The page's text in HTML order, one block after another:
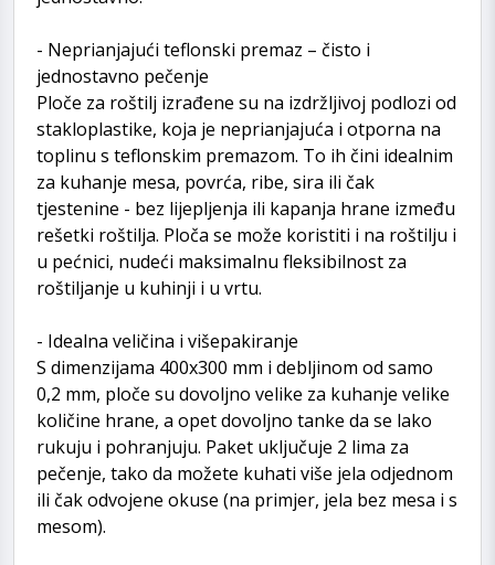
- Neprianjajući teflonski premaz – čisto i
jednostavno pečenje
Ploče za roštilj izrađene su na izdržljivoj podlozi od
stakloplastike, koja je neprianjajuća i otporna na
toplinu s teflonskim premazom. To ih čini idealnim
za kuhanje mesa, povrća, ribe, sira ili čak
tjestenine - bez lijepljenja ili kapanja hrane između
rešetki roštilja. Ploča se može koristiti i na roštilju i
u pećnici, nudeći maksimalnu fleksibilnost za
roštiljanje u kuhinji i u vrtu.
- Idealna veličina i višepakiranje
S dimenzijama 400x300 mm i debljinom od samo
0,2 mm, ploče su dovoljno velike za kuhanje velike
količine hrane, a opet dovoljno tanke da se lako
rukuju i pohranjuju. Paket uključuje 2 lima za
pečenje, tako da možete kuhati više jela odjednom
ili čak odvojene okuse (na primjer, jela bez mesa i s
mesom).